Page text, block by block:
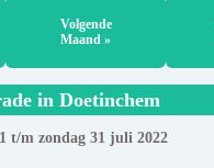
Volgende
Maand »
in Doetinchem
t/m zondag 31 juli 2022